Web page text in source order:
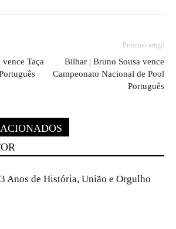
Taça
Próximo artigo
Bilhar | Bruno Sousa vence
Campeonato Nacional de Pool
Português
Anos de História, União e Orgulho